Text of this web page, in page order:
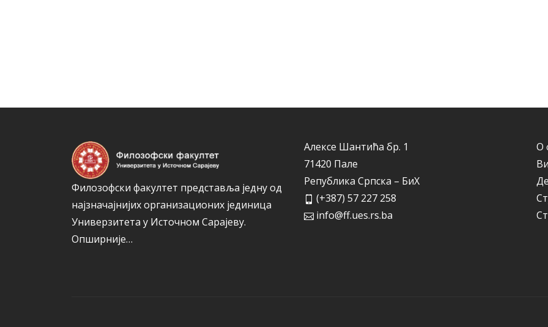
Филозофски факултет представља једну од
најзначајнијих организационих јединица
Универзитета у Источном Сарајеву.
Опширније…
Алексе Шантића бр. 1
71420 Пале
Република Српска – БиХ
(+387) 57 227 258
info@ff.ues.rs.ba
О